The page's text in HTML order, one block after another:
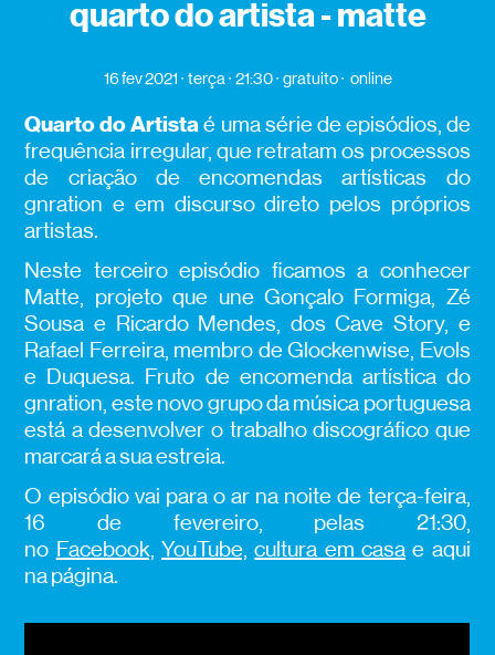
quarto do artista - matte
16 fev 2021 terça 21:30 gratuito online
Quarto do Artistaé uma série de episódios, de
frequência irregular, que retratam os processos
de criação de encomendas artísticas do
gnration e em discurso direto pelos próprios
artistas.
Neste terceiro episódio ficamos a conhecer
Matte, projeto que une Gonçalo Formiga, Zé
Sousa e Ricardo Mendes, dos Cave Story, e
Rafael Ferreira, membro de Glockenwise, Evols
e Duquesa. Fruto de encomenda artística do
gnration, este novo grupo da música portuguesa
está a desenvolver o trabalho discográfico que
marcará a sua estreia.
O episódio vai para o ar na noite de terça-feira,
16 de fevereiro, pelas 21:30,
no Facebook, YouTube, cultura em casae aqui
na página.